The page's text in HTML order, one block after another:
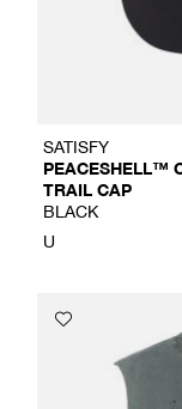
SATISFY
PEACESHELL™
TRAIL CAP
BLACK
U